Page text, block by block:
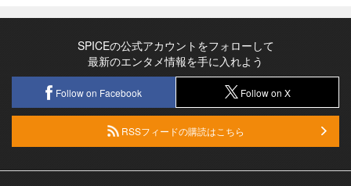
SPICEの公式アカウントをフォローして
最新のエンタメ情報を手に入れよう
Follow on Facebook Follow on X
RSSフィードの購読はこちら